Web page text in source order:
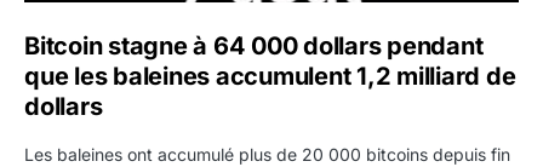
Bitcoin stagne à 64 000 dollars pendant
que les baleines accumulent 1,2 milliard de
dollars
Les baleines ont accumulé plus de 20 000 bitcoins depuis fin